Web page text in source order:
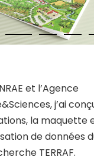
et l’Agence
j’ai
la maquette
de données
TERRAF.